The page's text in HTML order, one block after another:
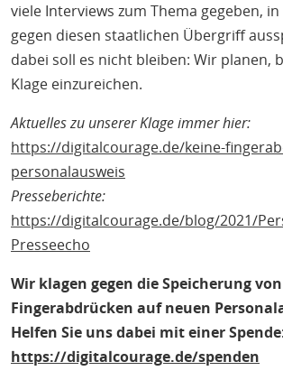
viele Interviews zum Thema gegeben,
gegen diesen staatlichen Übergriff
dabei soll es nicht bleiben: Wir planen,
Klage einzureichen.
Aktuelles zu unserer Klage immer hier:
https://digitalcourage.de/keine-
personalausweis
Presseberichte:
https://digitalcourage.de/blog/2021/
Presseecho
Wir klagen gegen die Speicherung von
Fingerabdrücken auf neuen
Helfen Sie uns dabei mit einer
https://digitalcourage.de/spenden